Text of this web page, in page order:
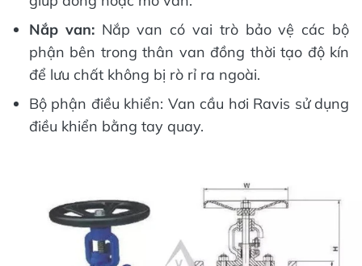
Nắp van:Nắp van có vai trò bảo vệ các bộ
phận bên trong thân van đồng thời tạo độ kín
để lưu chất không bị rò rỉ ra ngoài.
Bộ phận điều khiển: Van cầu hơi Ravis sử dụng
điều khiển bằng tay quay.